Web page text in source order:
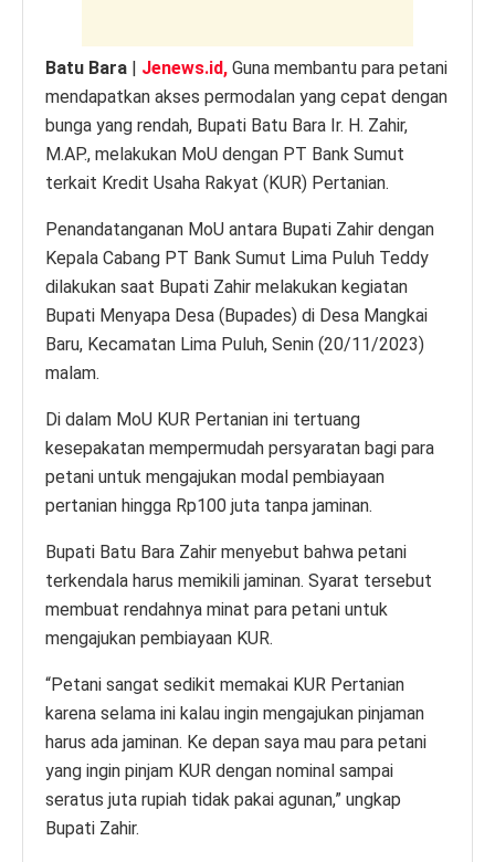
Batu Bara | Jenews.id, Guna membantu para petani
mendapatkan akses permodalan yang cepat dengan
bunga yang rendah, Bupati Batu Bara Ir. H. Zahir,
M.AP., melakukan MoU dengan PT Bank Sumut
terkait Kredit Usaha Rakyat (KUR) Pertanian.
Penandatanganan MoU antara Bupati Zahir dengan
Kepala Cabang PT Bank Sumut Lima Puluh Teddy
dilakukan saat Bupati Zahir melakukan kegiatan
Bupati Menyapa Desa (Bupades) di Desa Mangkai
Baru, Kecamatan Lima Puluh, Senin (20/11/2023)
malam.
Di dalam MoU KUR Pertanian ini tertuang
kesepakatan mempermudah persyaratan bagi para
petani untuk mengajukan modal pembiayaan
pertanian hingga Rp100 juta tanpa jaminan.
Bupati Batu Bara Zahir menyebut bahwa petani
terkendala harus memikili jaminan. Syarat tersebut
membuat rendahnya minat para petani untuk
mengajukan pembiayaan KUR.
“Petani sangat sedikit memakai KUR Pertanian
karena selama ini kalau ingin mengajukan pinjaman
harus ada jaminan. Ke depan saya mau para petani
yang ingin pinjam KUR dengan nominal sampai
seratus juta rupiah tidak pakai agunan,” ungkap
Bupati Zahir.